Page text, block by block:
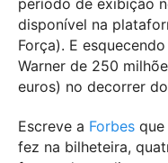
período de exibição
disponível na
Força). E
Warner de 250
euros) no decorrer
Escreve a Forbes
fez na bilheteira,